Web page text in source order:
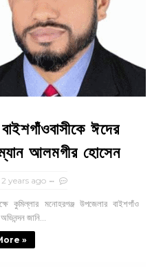
ঈদের
আলমগীর হোসেন
2 years ago
কুমিল্লার মনোহরগঞ্জ উপজেলার বাইশগাঁও
জানি...
»